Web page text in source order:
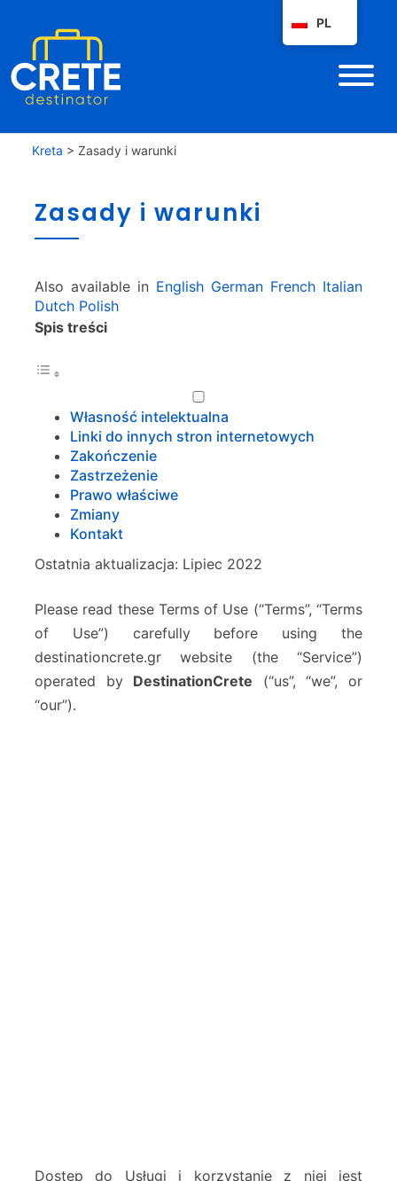
Kreta > Zasady i warunki
a
y
u
n
k
i
Zasady i warunki
Also available in English German French Italian
Dutch Polish
Spis treści
Własność intelektualna
Linki do innych stron internetowych
Zakończenie
Zastrzeżenie
Prawo właściwe
Zmiany
Kontakt
Ostatnia aktualizacja: Lipiec 2022
Please read these Terms of Use (“Terms”, “Terms
of Use”) carefully before using the
destinationcrete.gr website (the “Service”)
operated by DestinationCrete (“us”, “we”, or
“our”).
Dostęp do Usługi i korzystanie z niej jest
PL